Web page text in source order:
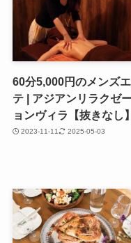
60分5,000円のメンズ
テ | アジアンリラクゼ
ョンヴィラ【抜きなし】
2023-11-11 2025-05-03